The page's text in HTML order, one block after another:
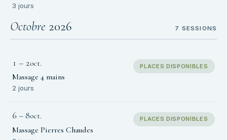
3 jours
Octobre 2026 7 SESSIONS
1 – 2oct.
Massage 4 mains
2 jours
PLACES DISPONIBLES
6–8oct.
Massage Pierres Chaudes
PLACES DISPONIBLES